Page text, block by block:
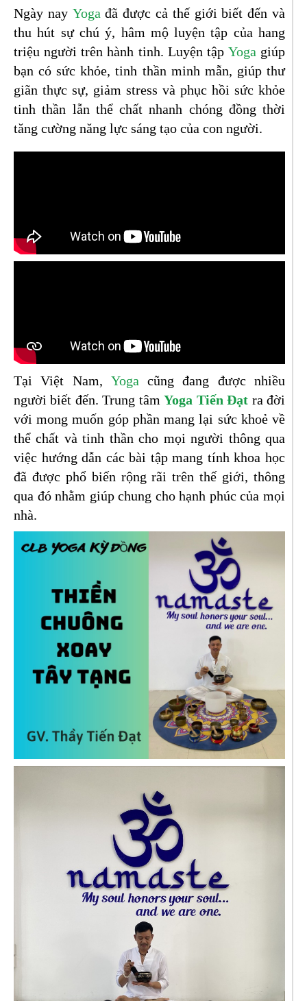
Ngày nay Yoga đã được cả thế giới biết đến và
thu hút sự chú ý, hâm mộ luyện tập của hang
triệu người trên hành tinh. Luyện tập Yoga giúp
bạn có sức khỏe, tinh thần minh mẫn, giúp thư
giãn thực sự, giảm stress và phục hồi sức khỏe
tinh thần lẫn thể chất nhanh chóng đồng thời
tăng cường năng lực sáng tạo của con người.
Tại Việt Nam, Yoga cũng đang được nhiều
người biết đến. Trung tâmYoga Tiến Đạt ra đời
với mong muốn góp phần mang lại sức khoẻ về
thể chất và tinh thần cho mọi người thông qua
việc hướng dẫn các bài tập mang tính khoa học
đã được phổ biến rộng rãi trên thế giới, thông
qua đó nhằm giúp chung cho hạnh phúc của mọi
nhà.